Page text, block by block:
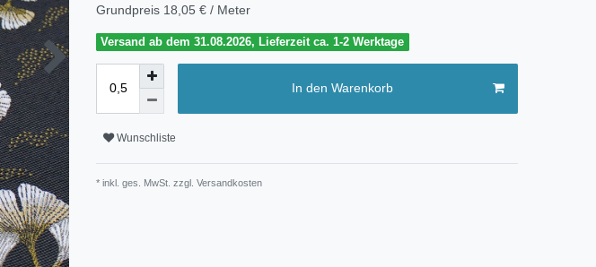
Grundpreis 18,05 € / Meter
Versand ab dem 31.08.2026, Lieferzeit ca. 1-2 Werktage
In den Warenkorb
Wunschliste
* inkl. ges. MwSt. zzgl. Versandkosten